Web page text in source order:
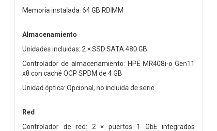
Memoria instalada: 64 GB RDIMM
Almacenamiento
Unidades incluidas: 2 × SSD SATA 480 GB
Controlador de almacenamiento: HPE MR408i-o Gen11
x8 con caché OCP SPDM de 4 GB
Unidad óptica: Opcional, no incluida de serie
Red
Controlador de red: 2 × puertos 1 GbE integrados